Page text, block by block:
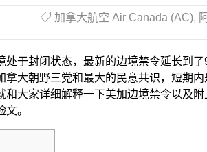
加拿大航空 Air Canada (AC),
处于封闭状态，最新的边境禁令延长到
拿大朝野三党和最大的民意共识，短期
和大家详细解释一下美加边境禁令以及
。